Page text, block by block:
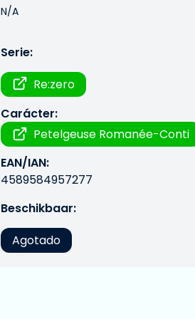
N/A
Serie:
Re:zero
Carácter:
Petelgeuse Romanée-Conti
EAN/IAN:
4589584957277
Beschikbaar:
Agotado